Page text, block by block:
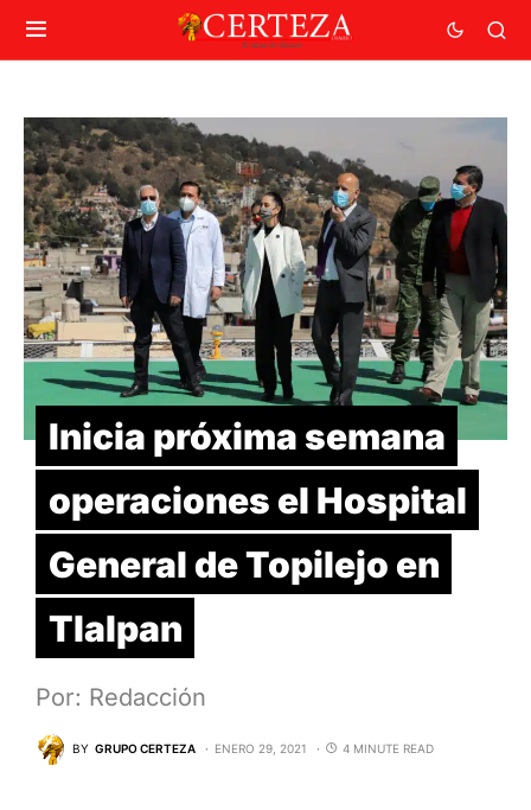
Inicia próxima semana
operaciones el Hospital
General de Topilejo en
Tlalpan
Por: Redacción
BY GRUPO CERTEZA ENERO 29, 2021 4 MINUTE READ